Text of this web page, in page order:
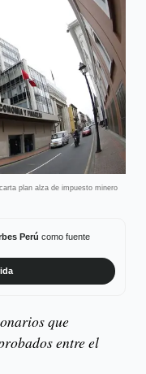
plan alza de impuesto minero
Perú como fuente
que
entre el